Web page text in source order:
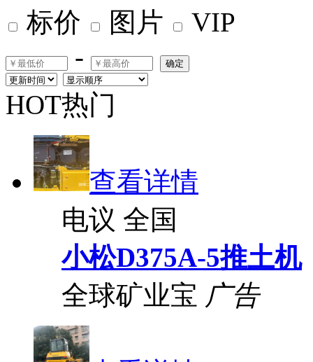
标价
图片
VIP
-
确定
HOT热门
查看详情
电议 全国
小松D375A-5推土机
全球矿业宝 广告